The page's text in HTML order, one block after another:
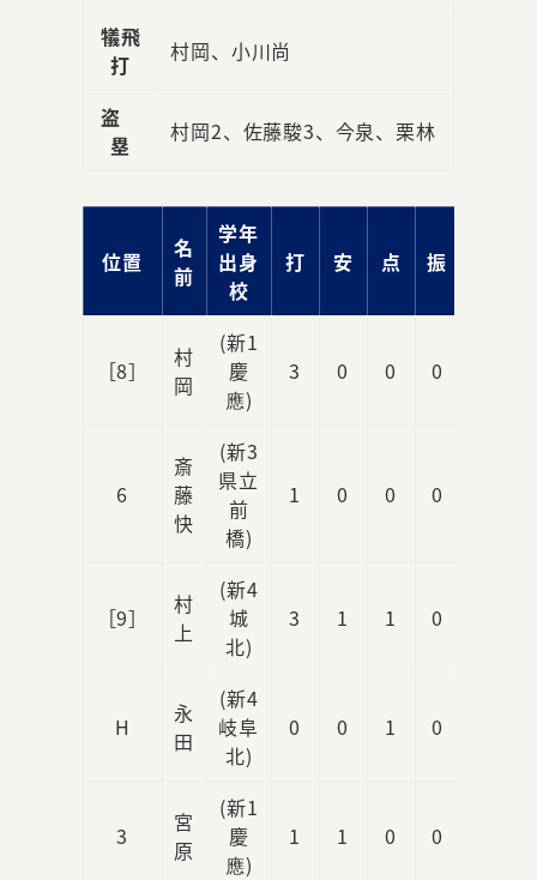
犠飛
打
村岡、小川尚
盗
塁
村岡2、佐藤駿3、今泉、栗林
位置
名
前
学年
出身
校
打 安 点 振
［8］
村
岡
(新1
慶
應)
3 0 0 0
6
斎
藤
快
(新3
県立
前
橋)
1 0 0 0
［9］
村
上
(新4
城
北)
3 1 1 0
H
永
田
(新4
岐阜
北)
0 0 1 0
3
宮
原
(新1
慶
應)
1 1 0 0